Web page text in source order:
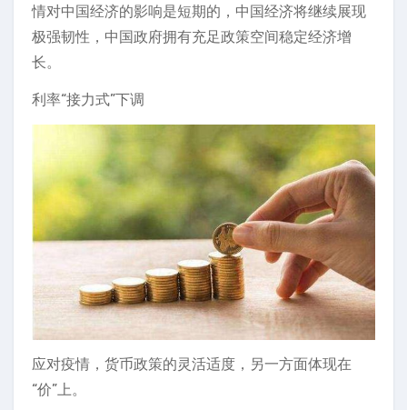
情对中国经济的影响是短期的，中国经济将继续展现
极强韧性，中国政府拥有充足政策空间稳定经济增
长。
利率“接力式”下调
应对疫情，货币政策的灵活适度，另一方面体现在
“价”上。